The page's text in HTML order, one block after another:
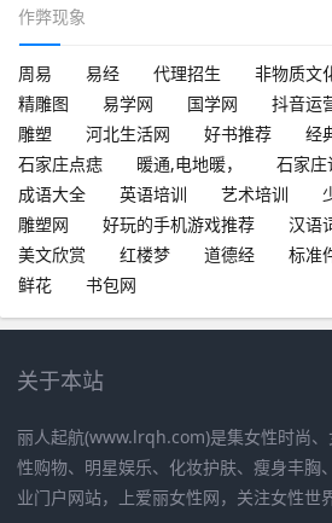
作弊现象
周易 易经 代理招生 非物质文
精雕图
易学网 国学网 抖音运
雕塑
河北生活网 好书推荐
经
石家庄点痣
暖通,电地暖， 石家庄
成语大全
英语培训 艺术培训
雕塑网
好玩的手机游戏推荐 汉语
美文欣赏
红楼梦 道德经 标准
鲜花
书包网
关于本站
丽人起航(www.lrqh.com)是集女性时尚
性购物、明星娱乐、化妆护肤、瘦身丰胸
业门户网站，上爱丽女性网，关注女性世